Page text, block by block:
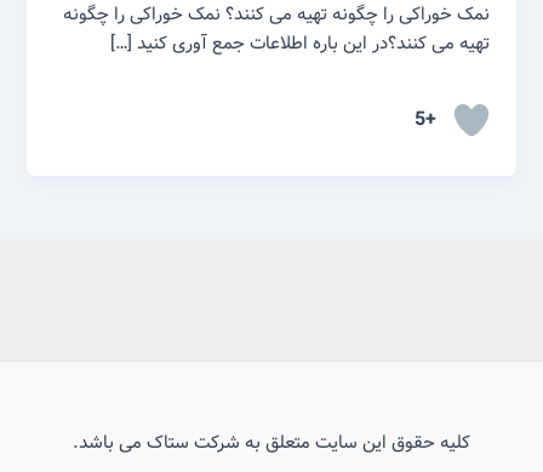
نمک خوراکی را چگونه تهیه می کنند؟ نمک خوراکی را چگونه
تهیه می کنند؟در این باره اطلاعات جمع آوری کنید […]
+5
کلیه حقوق این سایت متعلق به شرکت ستاک می باشد.